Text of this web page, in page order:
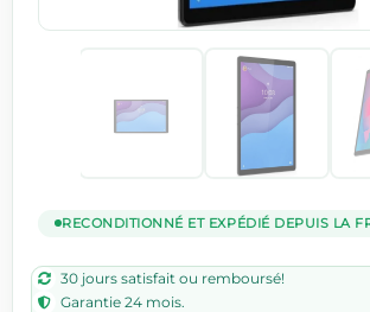
RECONDITIONNÉ ET EXPÉDIÉ DEPUIS LA
30 jours satisfait ou remboursé!
Garantie 24 mois.